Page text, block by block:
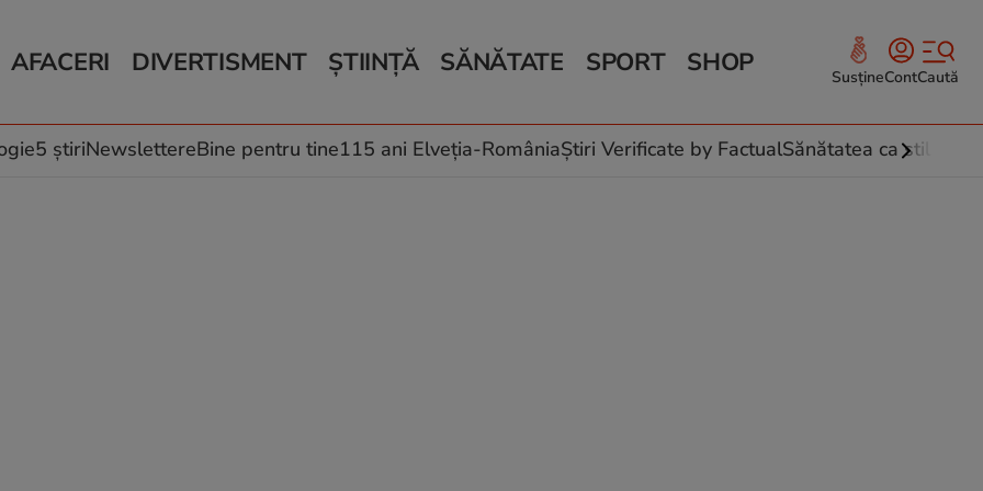
AFACERI
Auto
Locuri de muncă
DIVERTISMENT
Horoscop
Muzică și Filme
ȘTIINȚĂ
Schimbări climatice
SĂNĂTATE
Relații
Rețete culinare
SPORT SHOP SusțineContCaută
5 știriNewslettereBine pentru tine115 ani Elveția-RomâniaȘtiri Verificate by FactualSănătatea ca stil de